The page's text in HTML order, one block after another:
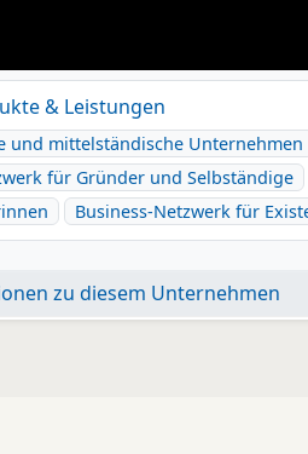
& Leistungen
und mittelständische Unternehmen
für Gründer und Selbständige
Business-Netzwerk für
zu diesem Unternehmen